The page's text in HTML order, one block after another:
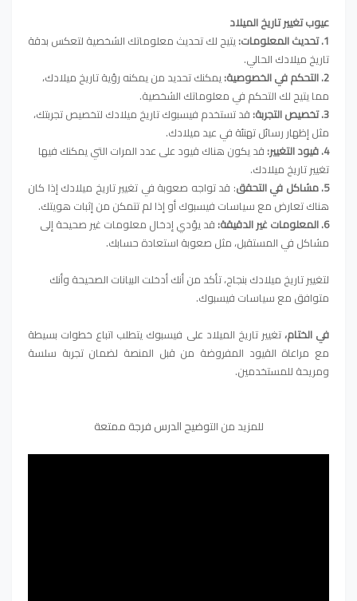
عيوب تغيير تاريخ الميلاد
1. تحديث المعلومات:
يتيح لك تحديث معلوماتك الشخصية لتعكس بدقة
تاريخ ميلادك الحالي.
2. التحكم في الخصوصية:
يمكنك تحديد من يمكنه رؤية تاريخ ميلادك،
مما يتيح لك التحكم في معلوماتك الشخصية.
3. تخصيص التجربة:
قد تستخدم فيسبوك تاريخ ميلادك لتخصيص تجربتك،
مثل إظهار رسائل تهنئة في عيد ميلادك.
4. قيود التغيير:
قد يكون هناك قيود على عدد المرات التي يمكنك فيها
تغيير تاريخ ميلادك.
5. مشاكل في التحقق
: قد تواجه صعوبة في تغيير تاريخ ميلادك إذا كان
هناك تعارض مع سياسات فيسبوك أو إذا لم تتمكن من إثبات هويتك.
6. المعلومات غير الدقيقة:
قد يؤدي إدخال معلومات غير صحيحة إلى
مشاكل في المستقبل، مثل صعوبة استعادة حسابك.
لتغيير تاريخ ميلادك بنجاح، تأكد من أنك أدخلت البيانات الصحيحة وأنك
متوافق مع سياسات فيسبوك.
في الختام،تغيير تاريخ الميلاد على فيسبوك يتطلب اتباع خطوات بسيطة
مع مراعاة القيود المفروضة من قبل المنصة لضمان تجربة سلسة
ومريحة للمستخدمين.
للمزيد من التوضيح الدرس فرجة ممتعة